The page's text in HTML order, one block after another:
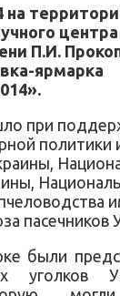
на
П.И.
ярмарка
при
политики
пасечников
были
уголков